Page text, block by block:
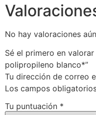
No hay valoraciones
Sé el primero en valorar
polipropileno blanco*”
Tu dirección de correo
Los campos
Tu puntuación *